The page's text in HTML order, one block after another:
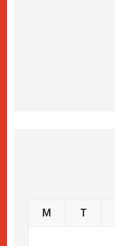
M T